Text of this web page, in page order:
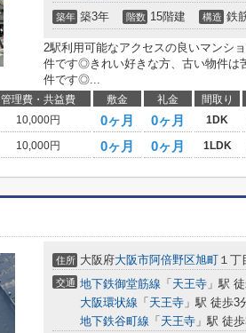
築年 築3年 階数 15階建 構造 鉄
2駅利用可能なアクセスの良いマンシ
件です◎きれい好きな方、古い物件は
件です◎...
管理費・共益費 敷金 礼金 間取り
10,000円 0ヶ月 0ヶ月 1DK
10,000円 0ヶ月 0ヶ月 1LDK
住所 大阪府大阪市阿倍野区旭町 １丁
交通 地下鉄御堂筋線 「 天王寺 」駅
大阪環状線 「 天王寺 」駅 徒歩3
地下鉄谷町線 「 天王寺 」駅 徒